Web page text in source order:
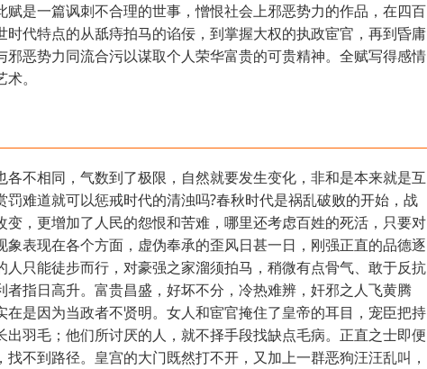
赋是一篇讽刺不合理的世事，憎恨社会上邪恶势力的作品，在四百
代特点的从舐痔拍马的谄佞，到掌握大权的执政宦官，再到昏庸
恶势力同流合污以谋取个人荣华富贵的可贵精神。全赋写得感情
。
不相同，气数到了极限，自然就要发生变化，非和是本来就是互
难道就可以惩戒时代的清浊吗?春秋时代是祸乱破败的开始，战
，更增加了人民的怨恨和苦难，哪里还考虑百姓的死活，只要对
表现在各个方面，虚伪奉承的歪风日甚一日，刚强正直的品德逐
只能徒步而行，对豪强之家溜须拍马，稍微有点骨气、敢于反抗
指日高升。富贵昌盛，好坏不分，冷热难辨，奸邪之人飞黄腾
是因为当政者不贤明。女人和宦官掩住了皇帝的耳目，宠臣把持
羽毛；他们所讨厌的人，就不择手段找缺点毛病。正直之士即便
不到路径。皇宫的大门既然打不开，又加上一群恶狗汪汪乱叫，